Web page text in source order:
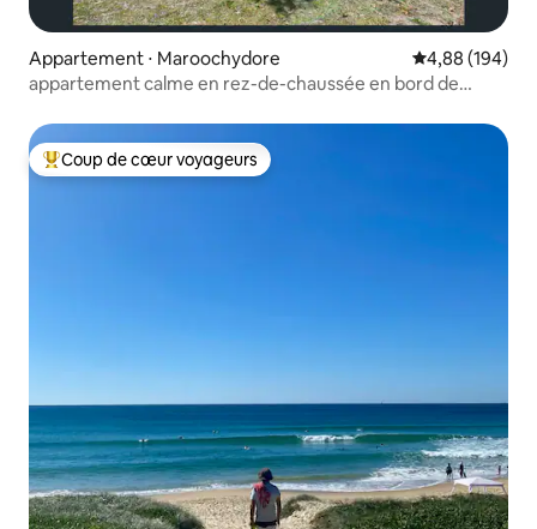
Appartement ⋅ Maroochydore Évaluation
4,88 (194)
appartement calme en rez-de-chaussée en bord de
Coups de cœur voyageurs les plus appréciés
Coup de cœur voyageurs